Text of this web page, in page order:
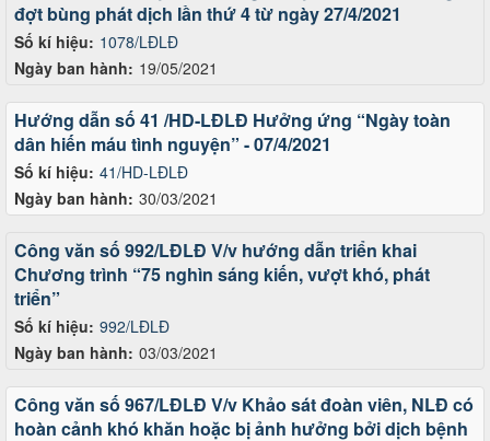
Số kí hiệu: 1078/LĐLĐ
Ngày ban hành: 19/05/2021
đợt bùng phát dịch lần thứ 4 từ ngày 27/4/2021
Số kí hiệu: 41/HD-LĐLĐ
Ngày ban hành: 30/03/2021
Hướng dẫn số 41 /HD-LĐLĐ Hưởng ứng “Ngày toàn
dân hiến máu tình nguyện” - 07/4/2021
Số kí hiệu: 992/LĐLĐ
Ngày ban hành: 03/03/2021
Công văn số 992/LĐLĐ V/v hướng dẫn triển khai
Chương trình “75 nghìn sáng kiến, vượt khó, phát
triển”
Công văn số 967/LĐLĐ V/v Khảo sát đoàn viên, NLĐ có
hoàn cảnh khó khăn hoặc bị ảnh hưởng bởi dịch bệnh